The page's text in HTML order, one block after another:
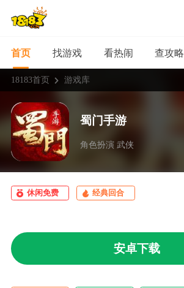
首页 找游戏 看热闹 查攻略
18183首页 游戏库
蜀门手游
角色扮演 武侠
休闲免费 经典回合
安卓下载